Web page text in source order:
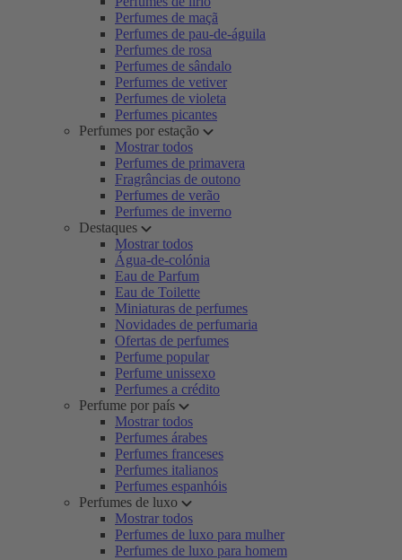
Perfumes de maçã
Perfumes de pau-de-águila
Perfumes de rosa
Perfumes de sândalo
Perfumes de vetiver
Perfumes de violeta
Perfumes picantes
Perfumes por estação
Mostrar todos
Perfumes de primavera
Fragrâncias de outono
Perfumes de verão
Perfumes de inverno
Destaques
Mostrar todos
Água-de-colónia
Eau de Parfum
Eau de Toilette
Miniaturas de perfumes
Novidades de perfumaria
Ofertas de perfumes
Perfume popular
Perfume unissexo
Perfumes a crédito
Perfume por país
Mostrar todos
Perfumes árabes
Perfumes franceses
Perfumes italianos
Perfumes espanhóis
Perfumes de luxo
Mostrar todos
Perfumes de luxo para mulher
Perfumes de luxo para homem